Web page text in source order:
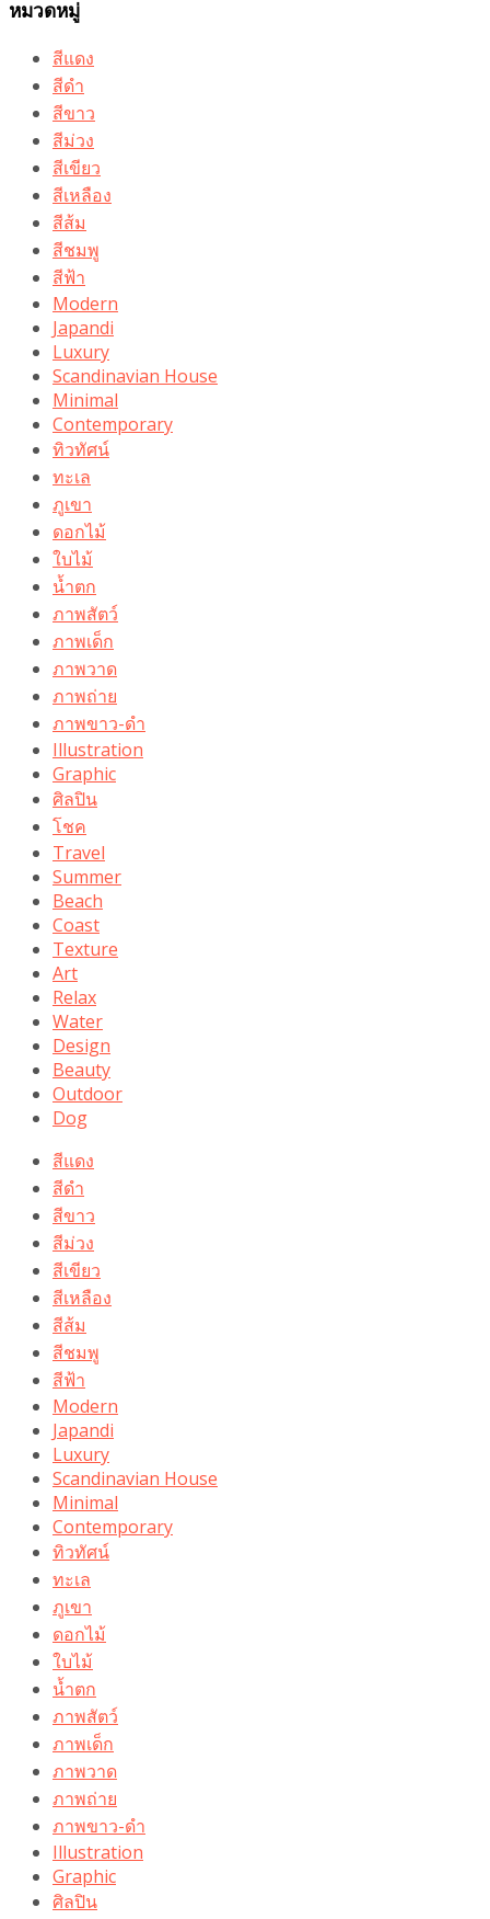
หมวดหมู่
สีแดง
สีดำ
สีขาว
สีม่วง
สีเขียว
สีเหลือง
สีส้ม
สีชมพู
สีฟ้า
Modern
Japandi
Luxury
Scandinavian House
Minimal
Contemporary
ทิวทัศน์
ทะเล
ภูเขา
ดอกไม้
ใบไม้
น้ำตก
ภาพสัตว์
ภาพเด็ก
ภาพวาด
ภาพถ่าย
ภาพขาว-ดำ
Illustration
Graphic
ศิลปิน
โชค
Travel
Summer
Beach
Coast
Texture
Art
Relax
Water
Design
Beauty
Outdoor
Dog
สีแดง
สีดำ
สีขาว
สีม่วง
สีเขียว
สีเหลือง
สีส้ม
สีชมพู
สีฟ้า
Modern
Japandi
Luxury
Scandinavian House
Minimal
Contemporary
ทิวทัศน์
ทะเล
ภูเขา
ดอกไม้
ใบไม้
น้ำตก
ภาพสัตว์
ภาพเด็ก
ภาพวาด
ภาพถ่าย
ภาพขาว-ดำ
Illustration
Graphic
ศิลปิน